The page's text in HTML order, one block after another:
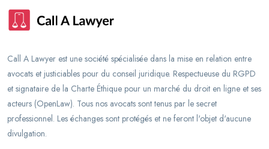
Call A Lawyer est une société spécialisée dans la mise en relation entre
avocats et justiciables pour du conseil juridique. Respectueuse du RGPD
et signataire de la Charte Éthique pour un marché du droit en ligne et ses
acteurs (OpenLaw). Tous nos avocats sont tenus par le secret
professionnel. Les échanges sont protégés et ne feront l'objet d'aucune
divulgation.